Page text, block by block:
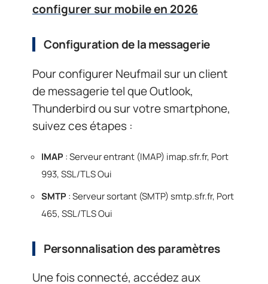
configurer sur mobile en 2026
Configuration de la messagerie
Pour configurer Neufmail sur un client
de messagerie tel que Outlook,
Thunderbird ou sur votre smartphone,
suivez ces étapes :
IMAP : Serveur entrant (IMAP) imap.sfr.fr, Port
993, SSL/TLS Oui
SMTP : Serveur sortant (SMTP) smtp.sfr.fr, Port
465, SSL/TLS Oui
Personnalisation des paramètres
Une fois connecté, accédez aux